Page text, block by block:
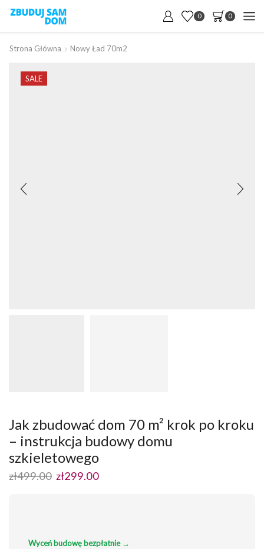
0 0
Strona Główna Nowy Ład 70m2
SALE
Jak zbudować dom 70 m² krok po kroku
– instrukcja budowy domu
szkieletowego
zł499.00 zł299.00
Wyceń budowę bezpłatnie →